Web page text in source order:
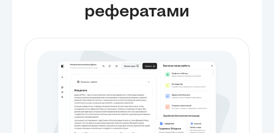
рефератами